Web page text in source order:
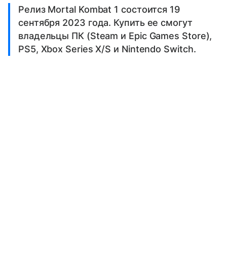
Релиз Mortal Kombat 1 состоится 19
сентября 2023 года. Купить ее смогут
владельцы ПК (Steam и Epic Games Store),
PS5, Xbox Series X/S и Nintendo Switch.